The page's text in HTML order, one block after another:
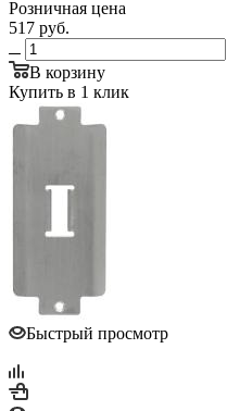
Розничная цена
517 руб.
В корзину
Купить в 1 клик
Быстрый просмотр